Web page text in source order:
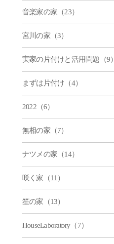
音楽家の家（23）
宮川の家（3）
実家の片付けと活用問題（9）
まずは片付け（4）
2022（6）
無相の家（7）
ナツメの家（14）
咲く家（11）
笙の家（13）
HouseLaboratory（7）